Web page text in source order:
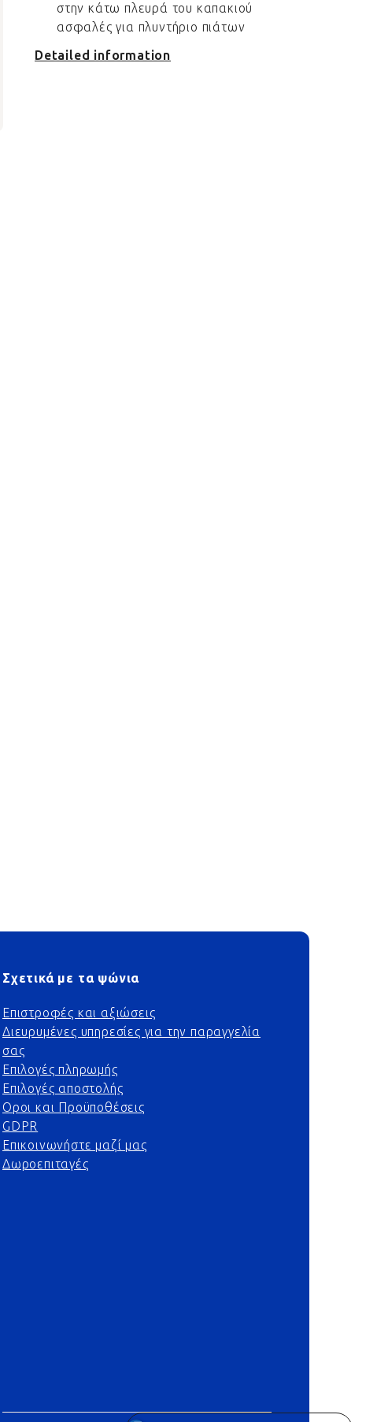
στην κάτω πλευρά του καπακιού
ασφαλές για πλυντήριο πιάτων
Detailed information
Σχετικά με τα ψώνια
Επιστροφές και αξιώσεις
Διευρυμένες υπηρεσίες για την παραγγελία
σας
Επιλογές πληρωμής
Επιλογές αποστολής
Οροι και Προϋποθέσεις
GDPR
Επικοινωνήστε μαζί μας
Δωροεπιταγές